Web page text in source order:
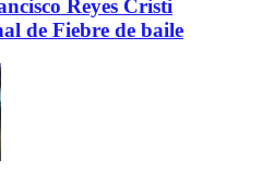
Reyes Cristi
de Fiebre de baile